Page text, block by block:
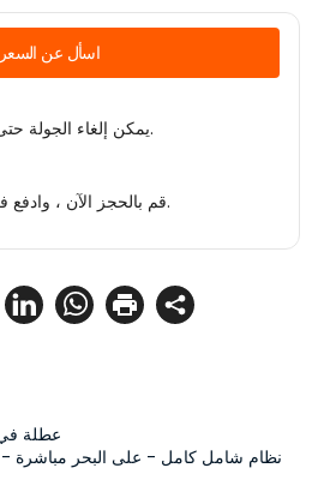
عطلة في
نظام شامل كامل - على البحر مباشرة -
اسأل عن السعر
يمكن إلغاء الجولة حتى 24 ساعة قبل وقت البدء.
قم بالحجز الآن ، وادفع في أي وقت قبل بدء الجولة.